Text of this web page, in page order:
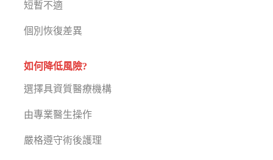
短暫不適
個別恢復差異
如何降低風險?
選擇具資質醫療機構
由專業醫生操作
嚴格遵守術後護理